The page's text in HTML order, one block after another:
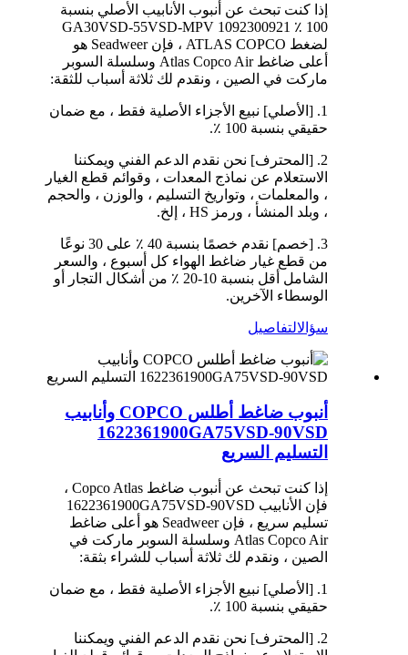
إذا كنت تبحث عن أنبوب الأنابيب الأصلي بنسبة
100 ٪ 1092300921 GA30VSD-55VSD-MPV
لضغط ATLAS COPCO ، فإن Seadweer هو
أعلى ضاغط Atlas Copco Air وسلسلة السوبر
ماركت في الصين ، ونقدم لك ثلاثة أسباب للثقة:
1. [الأصلي] نبيع الأجزاء الأصلية فقط ، مع ضمان
حقيقي بنسبة 100 ٪.
2. [المحترف] نحن نقدم الدعم الفني ويمكننا
الاستعلام عن نماذج المعدات ، وقوائم قطع الغيار
، والمعلمات ، وتواريخ التسليم ، والوزن ، والحجم
، وبلد المنشأ ، ورمز HS ، إلخ.
3. [خصم] نقدم خصمًا بنسبة 40 ٪ على 30 نوعًا
من قطع غيار ضاغط الهواء كل أسبوع ، والسعر
الشامل أقل بنسبة 10-20 ٪ من أشكال التجار أو
الوسطاء الآخرين.
سؤالالتفاصيل
أنبوب ضاغط أطلس COPCO وأنابيب
1622361900GA75VSD-90VSD
التسليم السريع
إذا كنت تبحث عن أنبوب ضاغط Copco Atlas ،
فإن الأنابيب 1622361900GA75VSD-90VSD
تسليم سريع ، فإن Seadweer هو أعلى ضاغط
Atlas Copco Air وسلسلة السوبر ماركت في
الصين ، ونقدم لك ثلاثة أسباب للشراء بثقة:
1. [الأصلي] نبيع الأجزاء الأصلية فقط ، مع ضمان
حقيقي بنسبة 100 ٪.
2. [المحترف] نحن نقدم الدعم الفني ويمكننا